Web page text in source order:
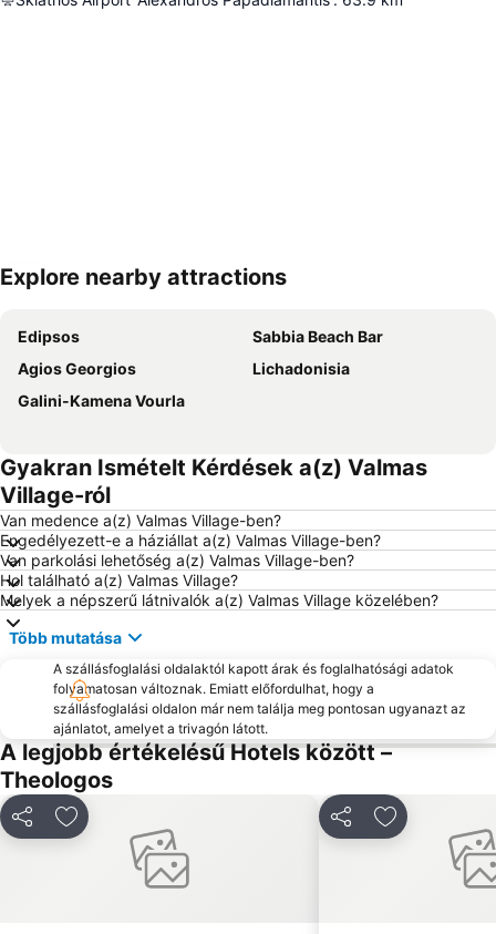
Nagy méretű térkép
Explore nearby attractions
Edipsos
Sabbia Beach Bar
Agios Georgios
Lichadonisia
Galini-Kamena Vourla
Gyakran Ismételt Kérdések a(z) Valmas
Village-ról
Van medence a(z) Valmas Village-ben?
Engedélyezett-e a háziállat a(z) Valmas Village-ben?
Van parkolási lehetőség a(z) Valmas Village-ben?
Hol található a(z) Valmas Village?
Melyek a népszerű látnivalók a(z) Valmas Village közelében?
Több mutatása
A szállásfoglalási oldalaktól kapott árak és foglalhatósági adatok
folyamatosan változnak. Emiatt előfordulhat, hogy a
szállásfoglalási oldalon már nem találja meg pontosan ugyanazt az
ajánlatot, amelyet a trivagón látott.
A legjobb értékelésű Hotels között –
Theologos
MegosztásHozzáadás a kedvencekhez MegosztásHozzáadás